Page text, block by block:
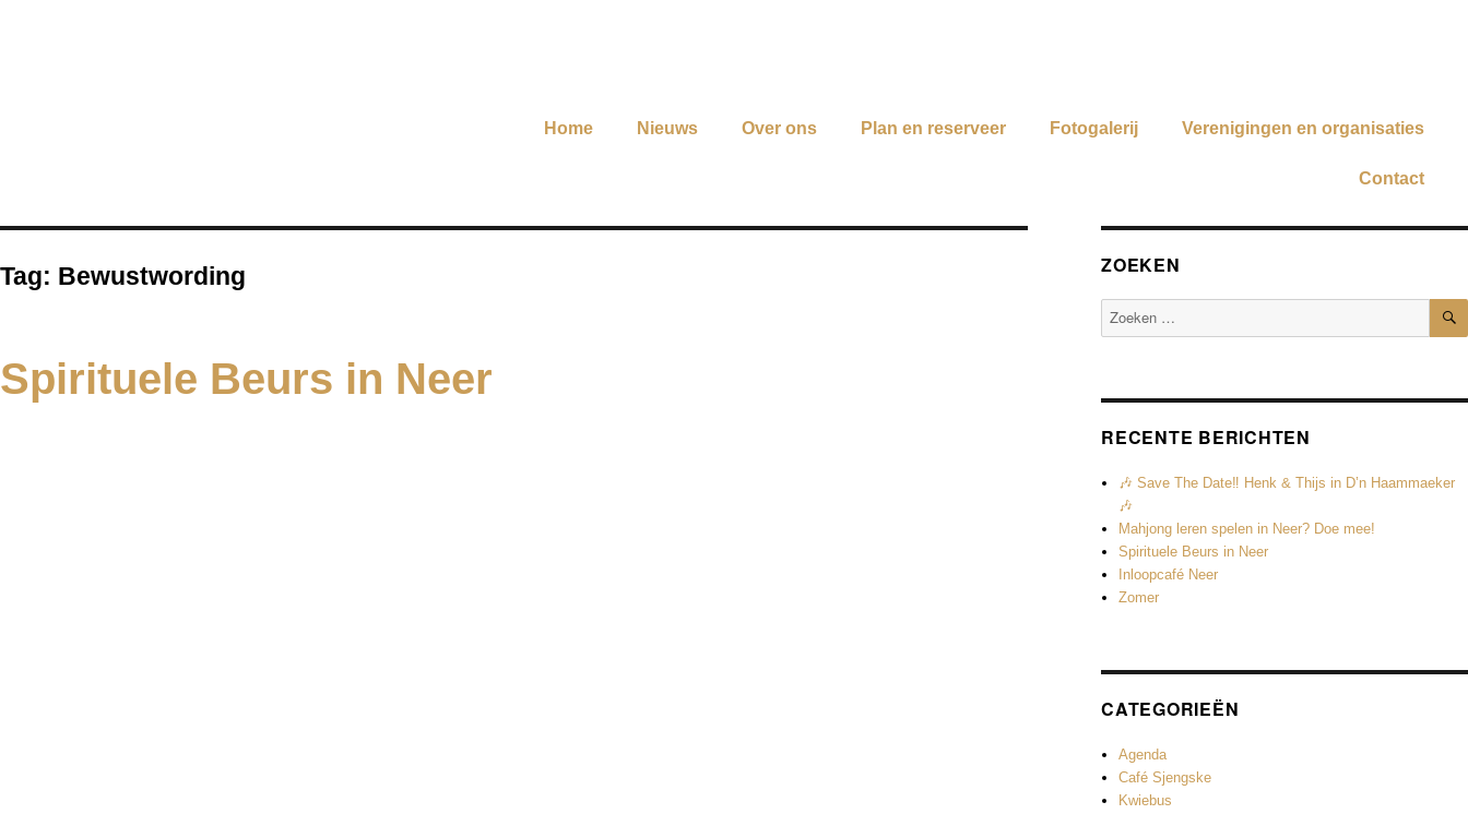
Home Nieuws Over ons Plan en reserveer Fotogalerij Verenigingen en organisaties
Contact
Tag: Bewustwording
Spirituele Beurs in Neer
ZOEKEN
RECENTE BERICHTEN
🎶 Save The Date‼️ Henk & Thijs in D’n Haammaeker
🎶
Mahjong leren spelen in Neer? Doe mee!
Spirituele Beurs in Neer
Inloopcafé Neer
Zomer
CATEGORIEËN
Agenda
Café Sjengske
Kwiebus